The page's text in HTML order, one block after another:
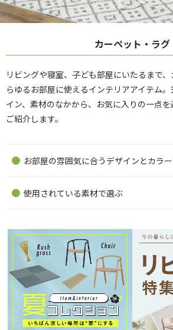
カーペット・ラグ
リビングや寝室、子ども部屋にいたるまで
らゆるお部屋に使えるインテリアアイテム
イン、素材のなかから、お気に入りの一点
ご紹介します。
お部屋の雰囲気に合うデザインとカラ
使用されている素材で選ぶ